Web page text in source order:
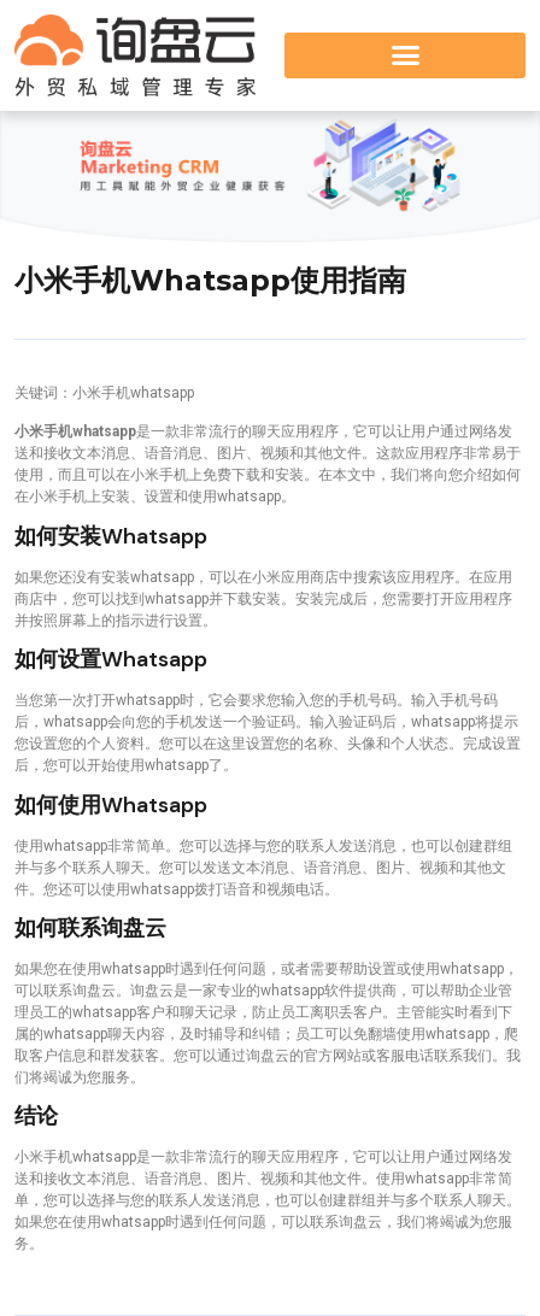
小米手机whatsapp使用指南
关键词：小米手机whatsapp
小米手机whatsapp是一款非常流行的聊天应用程序，它可以让用户通过网络发
送和接收文本消息、语音消息、图片、视频和其他文件。这款应用程序非常易于
使用，而且可以在小米手机上免费下载和安装。在本文中，我们将向您介绍如何
在小米手机上安装、设置和使用whatsapp。
如何安装whatsapp
如果您还没有安装whatsapp，可以在小米应用商店中搜索该应用程序。在应用
商店中，您可以找到whatsapp并下载安装。安装完成后，您需要打开应用程序
并按照屏幕上的指示进行设置。
如何设置whatsapp
当您第一次打开whatsapp时，它会要求您输入您的手机号码。输入手机号码
后，whatsapp会向您的手机发送一个验证码。输入验证码后，whatsapp将提示
您设置您的个人资料。您可以在这里设置您的名称、头像和个人状态。完成设置
后，您可以开始使用whatsapp了。
如何使用whatsapp
使用whatsapp非常简单。您可以选择与您的联系人发送消息，也可以创建群组
并与多个联系人聊天。您可以发送文本消息、语音消息、图片、视频和其他文
件。您还可以使用whatsapp拨打语音和视频电话。
如何联系询盘云
如果您在使用whatsapp时遇到任何问题，或者需要帮助设置或使用whatsapp，
可以联系询盘云。询盘云是一家专业的whatsapp软件提供商，可以帮助企业管
理员工的whatsapp客户和聊天记录，防止员工离职丢客户。主管能实时看到下
属的whatsapp聊天内容，及时辅导和纠错；员工可以免翻墙使用whatsapp，爬
取客户信息和群发获客。您可以通过询盘云的官方网站或客服电话联系我们。我
们将竭诚为您服务。
结论
小米手机whatsapp是一款非常流行的聊天应用程序，它可以让用户通过网络发
送和接收文本消息、语音消息、图片、视频和其他文件。使用whatsapp非常简
单，您可以选择与您的联系人发送消息，也可以创建群组并与多个联系人聊天。
如果您在使用whatsapp时遇到任何问题，可以联系询盘云，我们将竭诚为您服
务。